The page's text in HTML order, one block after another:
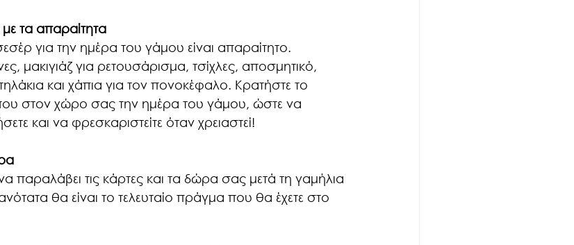
τα απαραίτητα
για την ημέρα του γάμου είναι απαραίτητο.
μακιγιάζ για ρετουσάρισμα, τσίχλες, αποσμητικό,
και χάπια για τον πονοκέφαλο. Κρατήστε το
στον χώρο σας την ημέρα του γάμου, ώστε να
και να φρεσκαριστείτε όταν χρειαστεί!
παραλάβει τις κάρτες και τα δώρα σας μετά τη γαμήλια
θα είναι το τελευταίο πράγμα που θα έχετε στο